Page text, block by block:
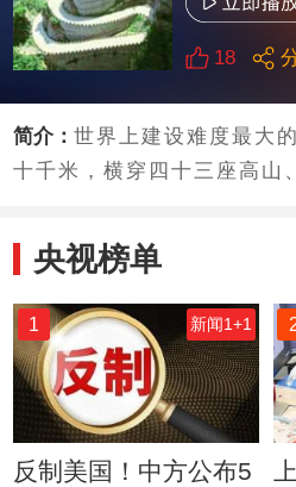
18
简介：世界上建设难度最大
十千米，横穿四十三座高山
央视榜单
1 新闻1+1
反制美国！中方公布5